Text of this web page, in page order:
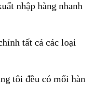
nhập hàng nhanh
tất cả các loại
tôi đều có mối hàn